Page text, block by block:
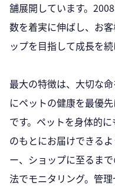
舗展開しています。
数を着実に伸ばし、お
ップを目指して成長を続
最大の特徴は、大切な
にペットの健康を最優
です。ペットを身体的
のもとにお届けできる
ー、ショップに至るま
法でモニタリング。管